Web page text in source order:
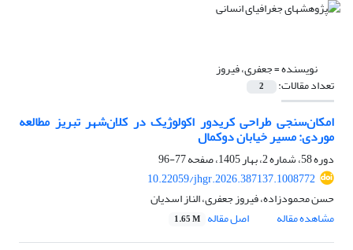
نویسنده =جعفری، فیروز
تعداد مقالات: 2
امکان‌سنجی طراحی کریدور اکولوژیک در کلان‌شهر تبریز مطالعه
موردی: مسیر خیابان دوکمال
دوره 58، شماره 2، بهار 1405، صفحه
77-96
10.22059/jhgr.2026.387137.1008772
حسن محمودزاده، فیروز جعفری، الناز اسدیان
مشاهده مقاله
اصل مقاله 1.65 M